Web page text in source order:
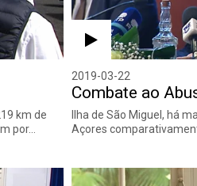
km de
por…
2019-03-22
Combate ao
Ilha de São Miguel, há
Açores